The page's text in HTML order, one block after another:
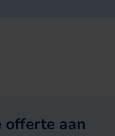
offerte aan